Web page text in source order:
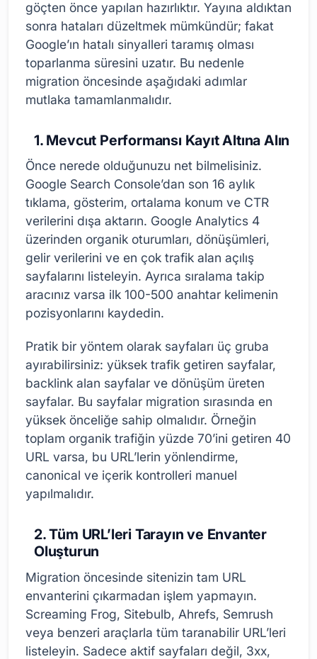
göçten önce yapılan hazırlıktır. Yayına aldıktan
sonra hataları düzeltmek mümkündür; fakat
Google’ın hatalı sinyalleri taramış olması
toparlanma süresini uzatır. Bu nedenle
migration öncesinde aşağıdaki adımlar
mutlaka tamamlanmalıdır.
1. Mevcut Performansı Kayıt Altına Alın
Önce nerede olduğunuzu net bilmelisiniz.
Google Search Console’dan son 16 aylık
tıklama, gösterim, ortalama konum ve CTR
verilerini dışa aktarın. Google Analytics 4
üzerinden organik oturumları, dönüşümleri,
gelir verilerini ve en çok trafik alan açılış
sayfalarını listeleyin. Ayrıca sıralama takip
aracınız varsa ilk 100-500 anahtar kelimenin
pozisyonlarını kaydedin.
Pratik bir yöntem olarak sayfaları üç gruba
ayırabilirsiniz: yüksek trafik getiren sayfalar,
backlink alan sayfalar ve dönüşüm üreten
sayfalar. Bu sayfalar migration sırasında en
yüksek önceliğe sahip olmalıdır. Örneğin
toplam organik trafiğin yüzde 70’ini getiren 40
URL varsa, bu URL’lerin yönlendirme,
canonical ve içerik kontrolleri manuel
yapılmalıdır.
2. Tüm URL’leri Tarayın ve Envanter
Oluşturun
Migration öncesinde sitenizin tam URL
envanterini çıkarmadan işlem yapmayın.
Screaming Frog, Sitebulb, Ahrefs, Semrush
veya benzeri araçlarla tüm taranabilir URL’leri
listeleyin. Sadece aktif sayfaları değil, 3xx,